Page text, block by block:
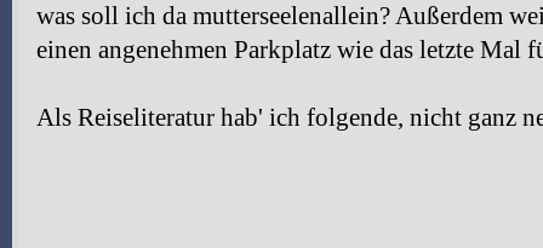
was soll ich da mutterseelenallein? Außerdem
einen angenehmen Parkplatz wie das letzte Mal
Als Reiseliteratur hab' ich folgende, nicht ganz